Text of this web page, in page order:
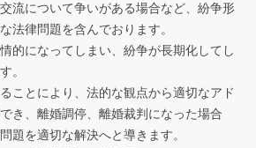
流について争いがある場合など、紛争形
法律問題を含んでおります。
的になってしまい、紛争が長期化してし
。
ことにより、法的な観点から適切なアド
き、離婚調停、離婚裁判になった場合
題を適切な解決へと導きます。